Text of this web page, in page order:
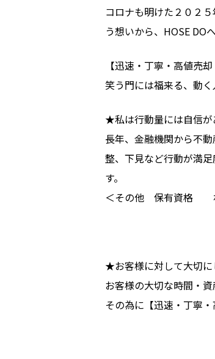
コロナも明けた２０２
う想いから、HOSE DO
【迅速・丁寧・高値売
笑う門には福来る、動
★私は行動量には自信が
長年、金融機関から不
整、下見など行動が満
す。
＜その他 保有資格 ホ
★お客様に対して大切に
お客様の大切な時間・
その為に【迅速・丁寧